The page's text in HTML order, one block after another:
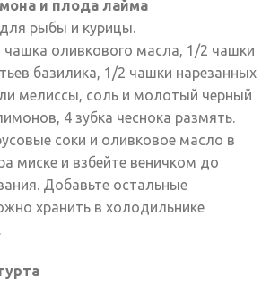
и плода лайма
рыбы и курицы.
чашка оливкового масла, 1/2 чашки
базилика, 1/2 чашки нарезанных
мелиссы, соль и молотый черный
4 зубка чеснока размять.
соки и оливковое масло в
миске и взбейте веничком до
Добавьте остальные
хранить в холодильнике